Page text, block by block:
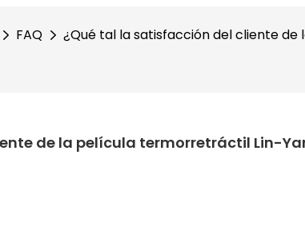
FAQ ¿Qué tal la satisfacción del cliente
de la película termorretráctil Lin-